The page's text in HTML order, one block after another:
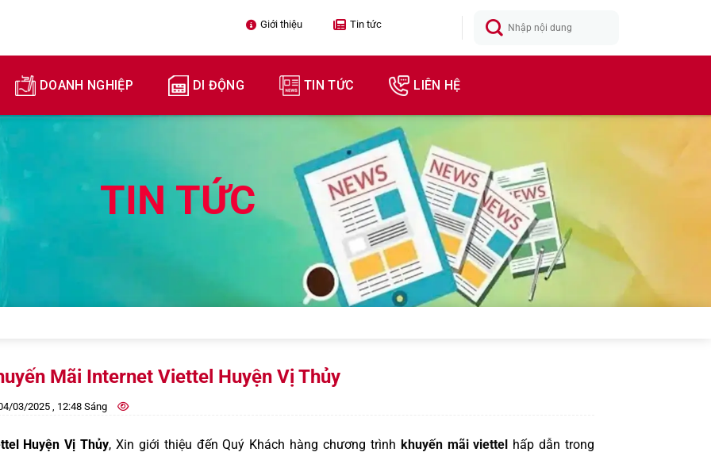
Giới thiệu  Tin tức
DOANH NGHIỆP DI ĐỘNG TIN TỨC LIÊN HỆ
TIN TỨC
Mãi Internet Viettel Huyện Vị Thủy
03/2025 , 12:48 Sáng
Huyện Vị Thủy, Xin giới thiệu đến Quý Khách hàng chương trình khuyến mãi viettel hấp dẫn trong